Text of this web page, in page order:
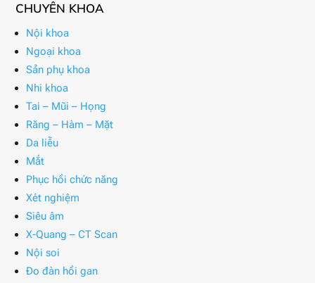
CHUYÊN KHOA
Nội khoa
Ngoại khoa
Sản phụ khoa
Nhi khoa
Tai – Mũi – Họng
Răng – Hàm – Mặt
Da liễu
Mắt
Phục hồi chức năng
Xét nghiệm
Siêu âm
X-Quang – CT Scan
Nội soi
Đo đàn hồi gan